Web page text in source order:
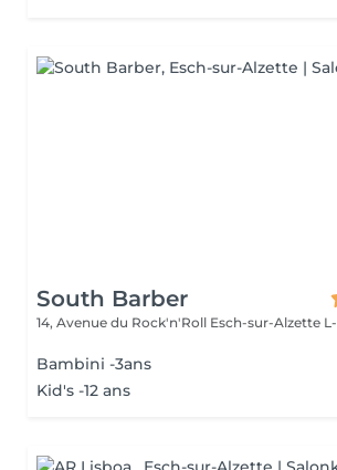
South Barber
14, Avenue du Rock'n'Roll Esch-sur-Alzette L-
Bambini -3ans
Kid's -12 ans